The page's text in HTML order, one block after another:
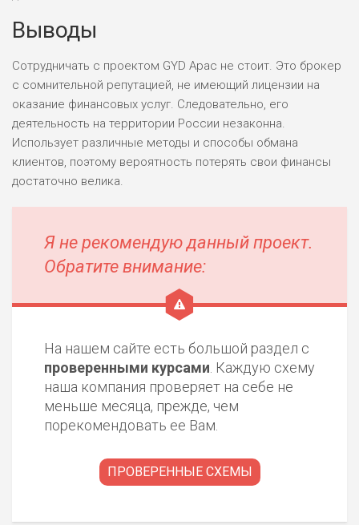
Выводы
Сотрудничать с проектом GYD Apac не стоит. Это брокер
с сомнительной репутацией, не имеющий лицензии на
оказание финансовых услуг. Следовательно, его
деятельность на территории России незаконна.
Использует различные методы и способы обмана
клиентов, поэтому вероятность потерять свои финансы
достаточно велика.
Я не рекомендую данный проект.
Обратите внимание:
На нашем сайте есть большой раздел с
проверенными курсами. Каждую схему
наша компания проверяет на себе не
меньше месяца, прежде, чем
порекомендовать ее Вам.
ПРОВЕРЕННЫЕ СХЕМЫ